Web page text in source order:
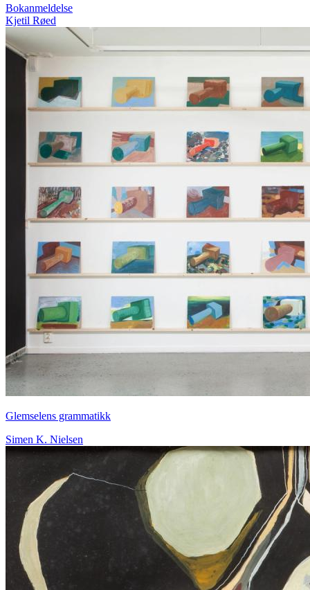
Bokanmeldelse
Kjetil Røed
Glemselens grammatikk
Simen K. Nielsen